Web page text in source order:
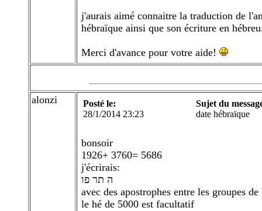
j'aurais aimé connaitre la traduction de
hébraïque ainsi que son écriture en
Merci d'avance pour votre aide!
alonzi
Posté le:
28/1/2014 23:23
Sujet du
date hébraïque
bonsoir
1926+ 3760= 5686
j'écrirais:
ה תר פו
avec des apostrophes entre les groupes
le hé de 5000 est facultatif